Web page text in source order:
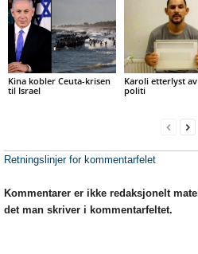
Kina kobler Ceuta-krisen
til Israel
Karoli etterlyst
politi
Retningslinjer for kommentarfelet
Kommentarer er ikke redaksjonelt
det man skriver i kommentarfeltet.